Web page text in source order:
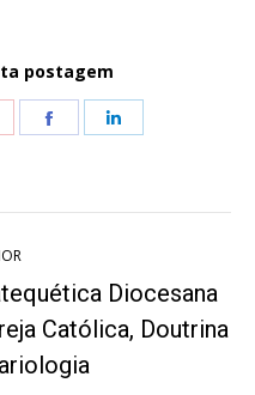
postagem
Share
Share
Diocesana
Católica, Doutrina